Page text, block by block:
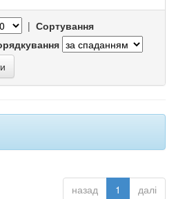
| Сортування
назад 1 далі